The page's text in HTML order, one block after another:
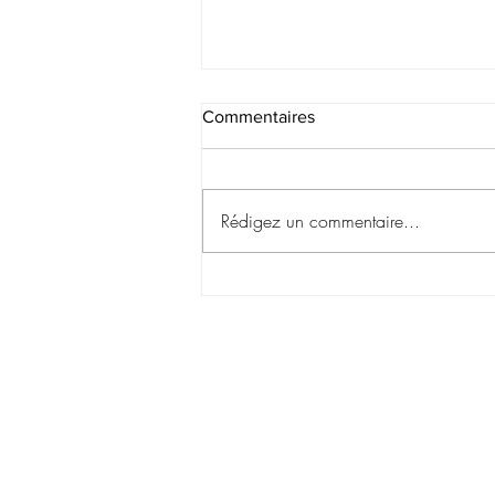
Commentaires
Rédigez un commentaire...